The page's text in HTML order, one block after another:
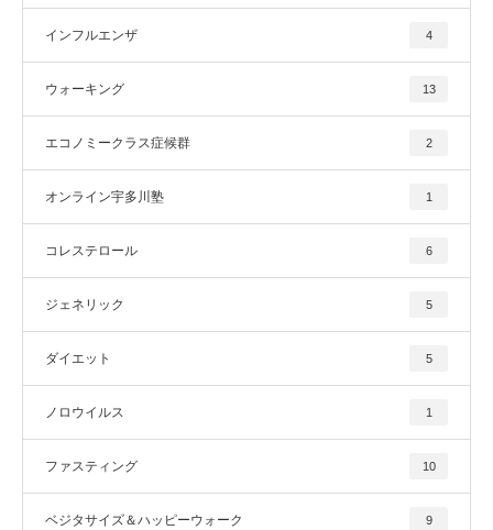
インフルエンザ 4
ウォーキング 13
エコノミークラス症候群 2
オンライン宇多川塾 1
コレステロール 6
ジェネリック 5
ダイエット 5
ノロウイルス 1
ファスティング 10
ベジタサイズ＆ハッピーウォーク 9